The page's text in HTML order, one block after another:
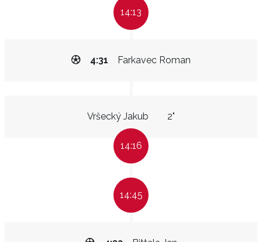
14:13
Farkavec Roman
4:31
Vršecký Jakub 2"
14:16
14:45